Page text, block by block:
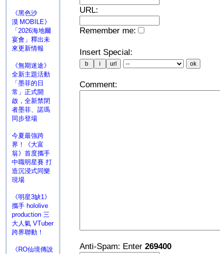
《黑色沙
漠 MOBILE》
「2026海地爾
宴會」釋出未
來更新情報
《無期迷途》
全新主題活動
「墨菲的日
常」正式開
啟，全新禁閉
者墨菲、諾瑪
同步登場
今夏最強跨
界！《大富
翁》首度攜手
中職明星賽 打
造沉浸式同樂
現場
《明星3缺1》
攜手 hololive
production 三
大人氣 VTuber
跨界聯動！
《RO仙境傳說
URL:
Remember me:
Insert Special:
Comment:
Anti-Spam: Enter 269400